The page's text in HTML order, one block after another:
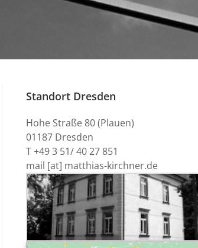
Standort Dresden
Hohe Straße 80 (Plauen)
01187 Dresden
T +49 3 51/ 40 27 851
mail [at] matthias-kirchner.de